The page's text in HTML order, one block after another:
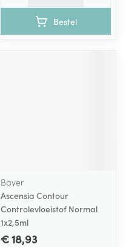
Bestel
Bayer
Ascensia Contour
Controlevloeistof Normal
1x2,5ml
€ 18,93